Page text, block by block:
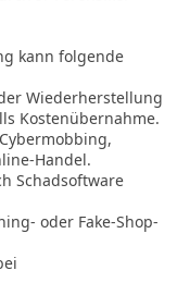
kann folgende
Wiederherstellung
Kostenübernahme.
Handel.
Schadsoftware
oder Fake-Shop-